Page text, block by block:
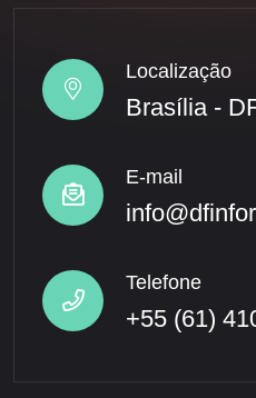
Localização
Brasília -
E-mail
Telefone
+55 (61)